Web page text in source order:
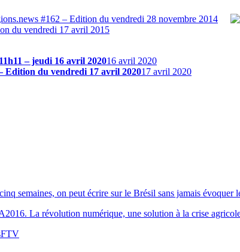
#162 – Edition du vendredi 28 novembre 2014
du vendredi 17 avril 2015
– jeudi 16 avril 202016 avril 2020
Edition du vendredi 17 avril 202017 avril 2020
semaines, on peut écrire sur le Brésil sans jamais évoquer
La révolution numérique, une solution à la crise